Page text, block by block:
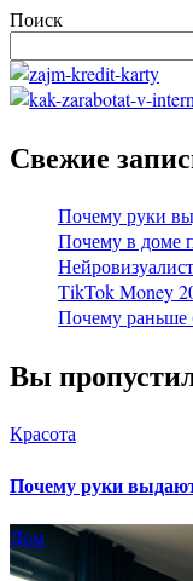
Поиск
Свежие
Почему руки
Почему в доме
TikTok Money
Почему раньше
Вы
Красота
Почему руки
Дом